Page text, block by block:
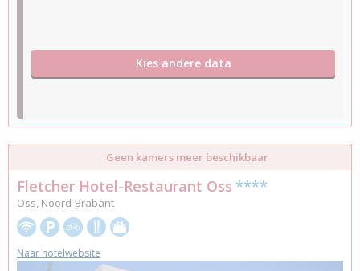
Kies andere data
Geen kamers meer beschikbaar
Fletcher Hotel-Restaurant Oss ****
Oss, Noord-Brabant
Naar hotelwebsite